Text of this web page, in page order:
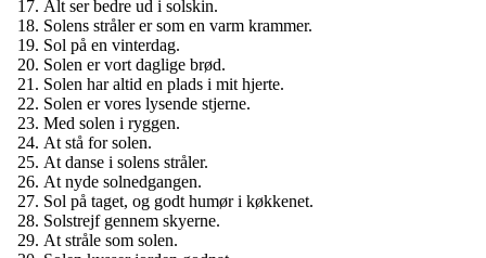
Alt ser bedre ud i solskin.
Solens stråler er som en varm krammer.
Sol på en vinterdag.
Solen er vort daglige brød.
Solen har altid en plads i mit hjerte.
Solen er vores lysende stjerne.
Med solen i ryggen.
At stå for solen.
At danse i solens stråler.
At nyde solnedgangen.
Sol på taget, og godt humør i køkkenet.
Solstrejf gennem skyerne.
At stråle som solen.